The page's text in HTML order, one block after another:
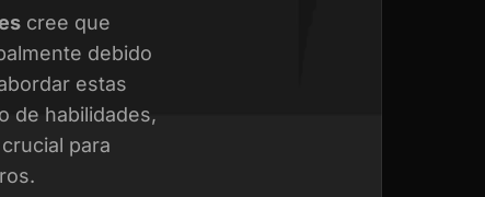
cree que
debido
estas
de habilidades,
para